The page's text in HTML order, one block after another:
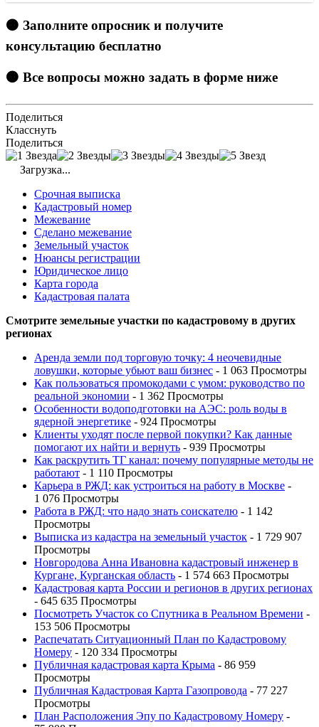
🟠 Заполните опросник и получите
консультацию бесплатно
🟠 Все вопросы можно задать в форме ниже
Поделиться
Класснуть
Поделиться
Загрузка...
Срочная выписка
Кадастровый номер
Межевание
Сделано межевание
Земельный участок
Нюансы регистрации
Юридическое лицо
Карта города
Кадастровая палата
Смотрите земельные участки по кадастровому в других
регионах
Аренда земли под торговую точку: 4 неочевидные
ловушки, которые убьют ваш бизнес - 1 063 Просмотры
Как пользоваться промокодами с умом: руководство по
реальной экономии - 1 362 Просмотры
Особенности водоподготовки на АЭС: роль воды в
ядерной энергетике - 924 Просмотры
Клиенты уходят после первой покупки? Как данные
помогают их найти и вернуть - 939 Просмотры
Как раскрутить ТГ канал: почему популярные методы не
работают - 1 110 Просмотры
Карьера в РЖД: как устроиться на работу в Москве -
1 076 Просмотры
Работа в РЖД: что надо знать соискателю - 1 142
Просмотры
Выписка из кадастра на земельный участок - 1 729 907
Просмотры
Новгородова Анна Ивановна кадастровый инженер в
Кургане, Курганская область - 1 574 663 Просмотры
Кадастровая карта России и регионов в других регионах
- 645 635 Просмотры
Посмотреть Участок со Спутника в Реальном Времени -
153 506 Просмотры
Распечатать Ситуационный План по Кадастровому
Номеру - 120 334 Просмотры
Публичная кадастровая карта Крыма - 86 959
Просмотры
Публичная Кадастровая Карта Газопровода - 77 227
Просмотры
План Расположения Эпу по Кадастровому Номеру -